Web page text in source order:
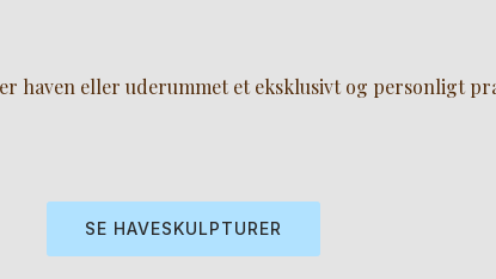
haven eller uderummet et eksklusivt og personligt
SE HAVESKULPTURER